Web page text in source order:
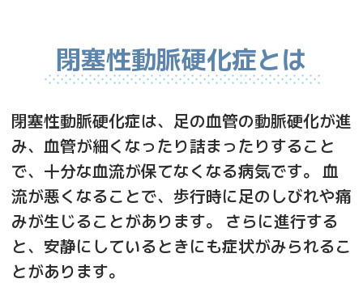
閉塞性動脈硬化症とは
閉塞性動脈硬化症は、足の血管の動脈硬化が進
み、血管が細くなったり詰まったりすること
で、十分な血流が保てなくなる病気です。 血
流が悪くなることで、歩行時に足のしびれや痛
みが生じることがあります。 さらに進行する
と、安静にしているときにも症状がみられるこ
とがあります。